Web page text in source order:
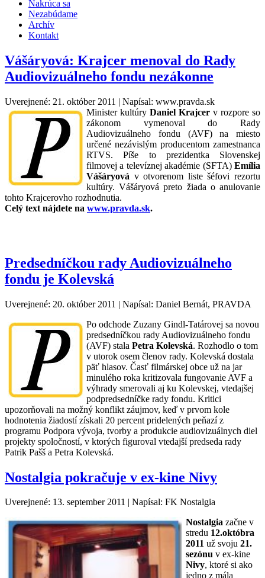
Nakrúca sa
Nezabúdame
Archív
Kontakt
Vášáryová: Krajcer menoval do Rady
Audiovizuálneho fondu nezákonne
Uverejnené: 21. október 2011 | Napísal: www.pravda.sk
Minister kultúry Daniel Krajcer v rozpore so
zákonom vymenoval do Rady
Audiovizuálneho fondu (AVF) na miesto
určené nezávislým producentom zamestnanca
RTVS. Píše to prezidentka Slovenskej
filmovej a televíznej akadémie (SFTA) Emília
Vášáryová v otvorenom liste šéfovi rezortu
kultúry. Vášáryová preto žiada o anulovanie
tohto Krajcerovho rozhodnutia.
Celý text nájdete na www.pravda.sk.
Predsedníčkou rady Audiovizuálneho
fondu je Kolevská
Uverejnené: 20. október 2011 | Napísal: Daniel Bernát, PRAVDA
Po odchode Zuzany Gindl-Tatárovej sa novou
predsedníčkou rady Audiovizuálneho fondu
(AVF) stala Petra Kolevská. Rozhodlo o tom
v utorok osem členov rady. Kolevská dostala
päť hlasov. Časť filmárskej obce už na jar
minulého roka kritizovala fungovanie AVF a
výhrady smerovali aj ku Kolevskej, vtedajšej
podpredsedníčke rady fondu. Kritici
upozorňovali na možný konflikt záujmov, keď v prvom kole
hodnotenia žiadostí získali 20 percent pridelených peňazí z
programu Podpora vývoja, tvorby a produkcie audiovizuálnych diel
projekty spoločností, v ktorých figuroval vtedajší predseda rady
Patrik Pašš a Petra Kolevská.
Nostalgia pokračuje v ex-kine Nivy
Uverejnené: 13. september 2011 | Napísal: FK Nostalgia
Nostalgia začne v
stredu 12.októbra
2011 už svoju 21.
sezónu v ex-kine
Nivy, ktoré si ako
jedno z mála